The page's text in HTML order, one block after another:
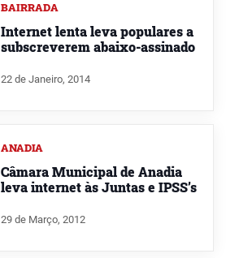
BAIRRADA
Internet lenta leva populares a
subscreverem abaixo-assinado
22 de Janeiro, 2014
ANADIA
Câmara Municipal de Anadia
leva internet às Juntas e IPSS’s
29 de Março, 2012